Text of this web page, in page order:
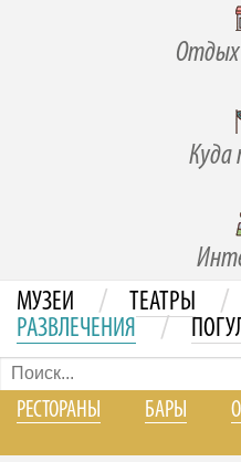
Куда
МУЗЕИ / ТЕАТРЫ /
РАЗВЛЕЧЕНИЯ /
РЕСТОРАНЫ БАРЫ